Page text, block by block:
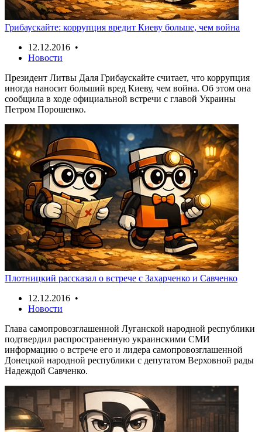
Грибаускайте: коррупция вредит Киеву больше, чем война
12.12.2016 •
Новости
Президент Литвы Даля Грибаускайте считает, что коррупция
иногда наносит больший вред Киеву, чем война. Об этом она
сообщила в ходе официальной встречи с главой Украины
Петром Порошенко.
Плотницкий рассказал о встрече с Захарченко и Савченко
12.12.2016 •
Новости
Глава самопровозглашенной Луганской народной республики
подтвердил распространенную украинскими СМИ
информацию о встрече его и лидера самопровозглашенной
Донецкой народной республики с депутатом Верховной рады
Надеждой Савченко.